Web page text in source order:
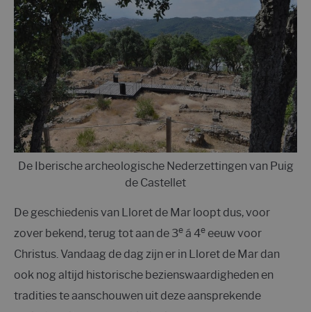
De Iberische archeologische Nederzettingen van Puig
de Castellet
De geschiedenis van Lloret de Mar loopt dus, voor
zover bekend, terug tot aan de 3e á 4e eeuw voor
Christus. Vandaag de dag zijn er in Lloret de Mar dan
ook nog altijd historische bezienswaardigheden en
tradities te aanschouwen uit deze aansprekende